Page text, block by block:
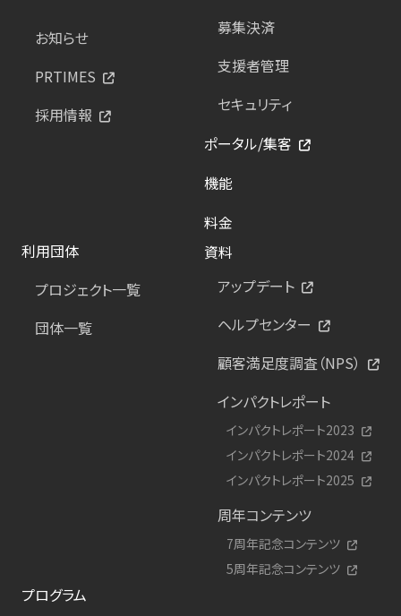
お知らせ
PRTIMES
採用情報
募集決済
支援者管理
セキュリティ
ポータル/集客
機能
料金
利用団体
プロジェクト一覧
団体一覧
資料
アップデート
ヘルプセンター
顧客満足度調査（NPS）
インパクトレポート
インパクトレポート2023
インパクトレポート2024
インパクトレポート2025
周年コンテンツ
7周年記念コンテンツ
5周年記念コンテンツ
プログラム